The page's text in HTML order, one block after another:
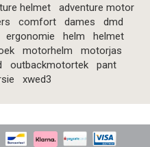
helmet
adventure motor
comfort dames
dmd
ergonomie helm
helmet
motorhelm
motorjas
outbackmotortek
pant
xwed3